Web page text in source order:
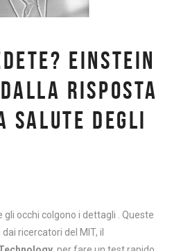
EINSTEIN
RISPOSTA
SALUTE DEGLI
gli occhi colgono i dettagli . Queste
ricercatori del MIT, il